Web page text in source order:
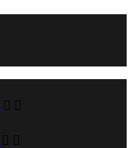
 
 